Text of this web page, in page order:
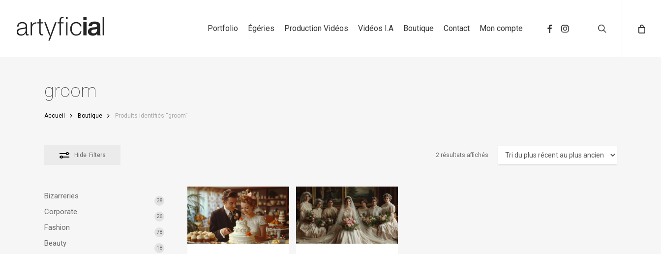
content
Portfolio Égéries Production Vidéos Vidéos I.A Boutique Contact Mon compte
groom
Accueil Boutique Produits identifiés “groom”
Hide Filters 2 résultats affichés
Bizarreries
38
Corporate
26
Fashion
78
Beauty
18